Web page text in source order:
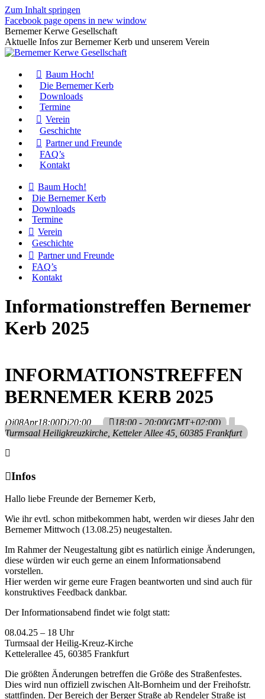
Zum Inhalt springen
Facebook page opens in new window
Bernemer Kerwe Gesellschaft
Aktuelle Infos zur Bernemer Kerb und unserem Verein
Baum Hoch!
Die Bernemer Kerb
Downloads
Termine
Verein
Geschichte
Partner und Freunde
FAQ’s
Kontakt
Baum Hoch!
Die Bernemer Kerb
Downloads
Termine
Verein
Geschichte
Partner und Freunde
FAQ’s
Kontakt
Informationstreffen Bernemer
Kerb 2025
INFORMATIONSTREFFEN
BERNEMER KERB 2025
Di08Apr18:00Di20:00 18:00 - 20:00(GMT+02:00)
Turmsaal Heiligkreuzkirche , Ketteler Allee 45, 60385 Frankfurt
Infos
Hallo liebe Freunde der Bernemer Kerb,
Wie ihr evtl. schon mitbekommen habt, werden wir dieses Jahr den
Bernemer Mittwoch (13.08.25) neugestalten.
Im Rahmer der Neugestaltung gibt es natürlich einige Änderungen,
diese würden wir euch gerne an einem Informationsabend
vorstellen.
Hier werden wir gerne eure Fragen beantworten und sind auch für
konstruktives Feedback dankbar.
Der Informationsabend findet wie folgt statt:
08.04.25 – 18 Uhr
Turmsaal der Heilig-Kreuz-Kirche
Kettelerallee 45, 60385 Frankfurt
Die größten Änderungen betreffen die Größe des Straßenfestes.
Dies wird nun offiziell zwischen Alt-Bornheim und der Freihofstr.
stattfinden. Der Bereich der Berger Straße ab Rendeler Straße ist